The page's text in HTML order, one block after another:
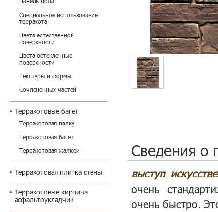
Специальное использование
терракота
Цвета естественной
поверхности
Цвета остекленные
поверхности
Текстуры и формы
Сочлененных частей
Терракотовые багет
Терракотовая палку
Терракотовая багет
Терракотовая жалюзи
Терракотовая плитка стены
Терракотовые кирпича
асфальтоукладчик
Сведения о
выступ
очень
очень быстро.